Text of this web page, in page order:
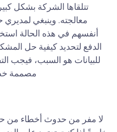
تتلقاها الشركة بشكل
معالجته. وينبغي
أنفسهم في هذه الحالة
الدفع لتحديد كيفية حل
للبيانات هو السبب، فيجب
مصممة
لا مفر من حدوث أخطاء من